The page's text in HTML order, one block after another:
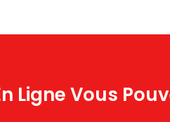
Ligne Vous